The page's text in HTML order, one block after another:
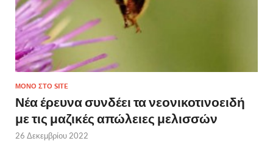
ΜΌΝΟ ΣΤΟ SITE
Νέα έρευνα συνδέει τα νεονικοτινοειδή
με τις μαζικές απώλειες μελισσών
26 Δεκεμβρίου 2022